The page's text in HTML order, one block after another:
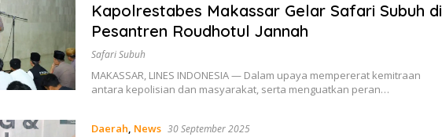
Kapolrestabes Makassar Gelar Safari Subuh di
Pesantren Roudhotul Jannah
Safari Subuh
MAKASSAR, LINES INDONESIA — Dalam upaya mempererat kemitraan
antara kepolisian dan masyarakat, serta menguatkan peran…
Daerah, News 30 September 2025